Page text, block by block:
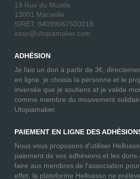
19 Rue du Musée
13001 Marseille
SIRET: 84099067500018
asso@utopiamaker.com
ADHÉSION
Je fais un don à partir de 3€,
en ligne. je choisis la personne et le
inversée que je soutiens et je valide
comme membre du mouvement
Utopiamaker.
PAIEMENT EN LIGNE DES
Nous vous proposons d'utiliser
paiement de vos adhésions et les dons
faire aux membres de l'association
effet, la plateforme Helloasso ne